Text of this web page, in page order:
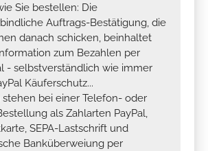
Sie bestellen: Die
Auftrags-Bestätigung, die
danach schicken, beinhaltet
zum Bezahlen per
- selbstverständlich wie immer
Käuferschutz...
stehen bei einer Telefon- oder
als Zahlarten PayPal,
SEPA-Lastschrift und
Banküberweiung per